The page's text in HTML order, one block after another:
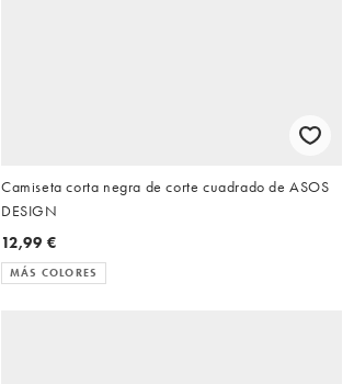
Camiseta corta negra de corte cuadrado de ASOS
DESIGN
12,99 €
MÁS COLORES